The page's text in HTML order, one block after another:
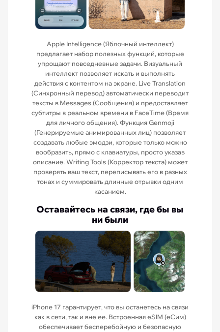
Apple Intelligence (Яблочный интеллект)
предлагает набор полезных функций, которые
упрощают повседневные задачи. Визуальный
интеллект позволяет искать и выполнять
действия с контентом на экране. Live Translation
(Синхронный перевод) автоматически переводит
тексты в Messages (Сообщения) и предоставляет
субтитры в реальном времени в FaceTime (Время
для личного общения). Функция Genmoji
(Генерируемые анимированных лиц) позволяет
создавать любые эмодзи, которые только можно
вообразить, прямо с клавиатуры, просто указав
описание. Writing Tools (Корректор текста) может
проверять ваш текст, переписывать его в разных
тонах и суммировать длинные отрывки одним
касанием.
Оставайтесь на связи, где бы вы
ни были
iPhone 17 гарантирует, что вы останетесь на связи
как в сети, так и вне ее. Встроенная eSIM (еСим)
обеспечивает бесперебойную и безопасную